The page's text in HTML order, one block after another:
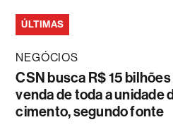
ÚLTIMAS
NEGÓCIOS
CSN busca R$ 15
venda de toda a unidade
cimento, segundo fonte